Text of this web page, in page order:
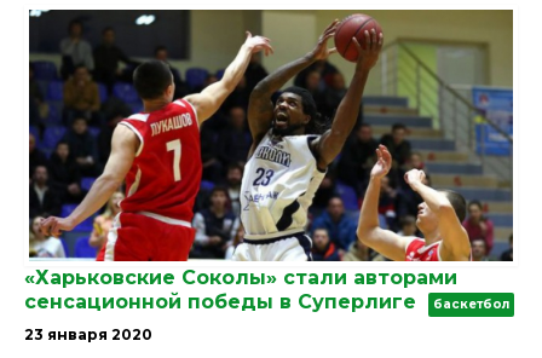
«Харьковские Соколы» стали авторами
сенсационной победы в Суперлиге
баскетбол
23 января 2020